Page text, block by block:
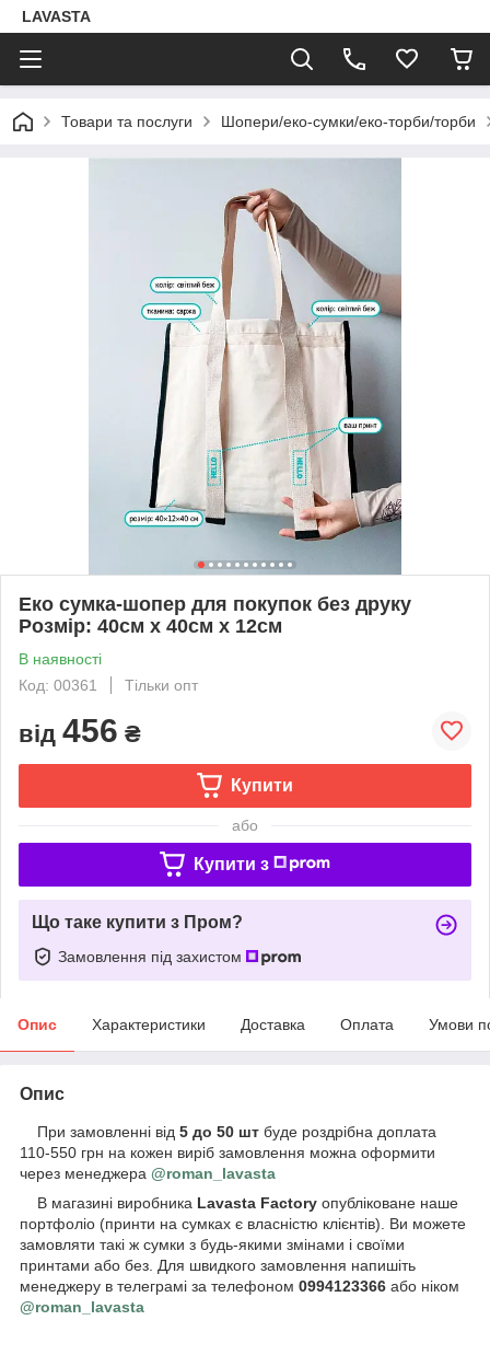
LAVASTA
Товари та послуги Шопери/еко-сумки/еко-торби/торби
Еко сумка-шопер для покупок без друку
Розмір: 40cм х 40см х 12см
В наявності
Код: 00361
Тільки опт
від 456 ₴
Купити
або
Купити з
Що таке купити з Пром?
Замовлення під захистом
Опис Характеристики Доставка Оплата Умови
Опис
При замовленні від 5 до 50 шт буде роздрібна доплата
110-550 грн на кожен виріб замовлення можна оформити
через менеджера @roman_lavasta
В магазині виробника Lavasta Factory опубліковане наше
портфоліо (принти на сумках є власністю клієнтів). Ви можете
замовляти такі ж сумки з будь-якими змінами і своїми
принтами або без. Для швидкого замовлення напишіть
менеджеру в телеграмі за телефоном 0994123366 або ніком
@roman_lavasta